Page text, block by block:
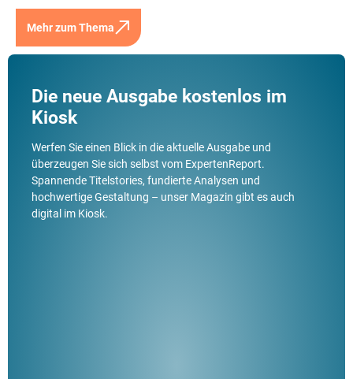
Mehr zum Thema
Die neue Ausgabe kostenlos im
Kiosk
Werfen Sie einen Blick in die aktuelle Ausgabe und
überzeugen Sie sich selbst vom ExpertenReport.
Spannende Titelstories, fundierte Analysen und
hochwertige Gestaltung – unser Magazin gibt es auch
digital im Kiosk.